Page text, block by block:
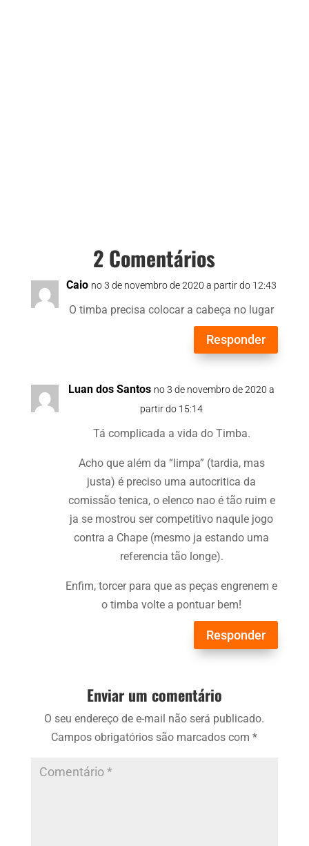
2 Comentários
Caio no 3 de novembro de 2020 a partir do 12:43
O timba precisa colocar a cabeça no lugar
Responder
Luan dos Santos no 3 de novembro de 2020 a
partir do 15:14
Tá complicada a vida do Timba.
Acho que além da “limpa” (tardia, mas
justa) é preciso uma autocritica da
comissão tenica, o elenco nao é tão ruim e
ja se mostrou ser competitivo naqule jogo
contra a Chape (mesmo ja estando uma
referencia tão longe).
Enfim, torcer para que as peças engrenem e
o timba volte a pontuar bem!
Responder
Enviar um comentário
O seu endereço de e-mail não será publicado.
Campos obrigatórios são marcados com*